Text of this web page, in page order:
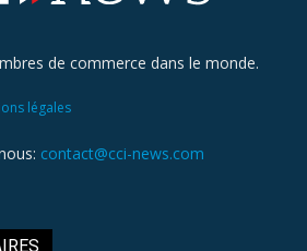
de commerce dans le monde.
légales
contact@cci-news.com